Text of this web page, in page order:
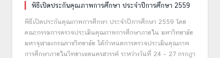
พิธีเปิดประกันคุณภาพการศึกษา ประจำปีการศึกษา 2559
พิธีเปิดประกันคุณภาพการศึกษา ประจำปีการศึกษา 2559 โดย
คณะกรรมการตรวจประเมินคุณภาพการศึกษาภายใน มหาวิทยาลัย
มหาจุฬาลงกรณราชวิทยาลัย ได้กำหนดการตรวจประเมินคุณภาพ
การศึกษาภายในวิทยาเขตนครสวรรค์ ระหว่างวันที่ 24 – 27 กรกฏา